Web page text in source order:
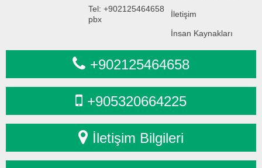
Tel: +902125464658
pbx
İletişim
İnsan Kaynakları
+902125464658
+905320664225
İletişim Bilgileri